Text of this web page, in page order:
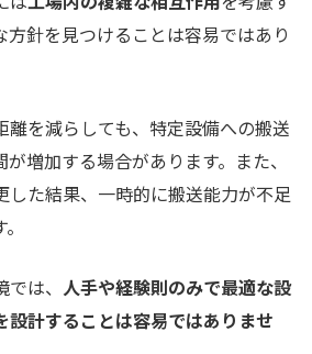
方針を見つけることは容易ではあり
離を減らしても、特定設備への搬送
増加する場合があります。また、
した結果、一時的に搬送能力が不足
は、 人手や経験則のみで最適な設
設計することは容易ではありませ